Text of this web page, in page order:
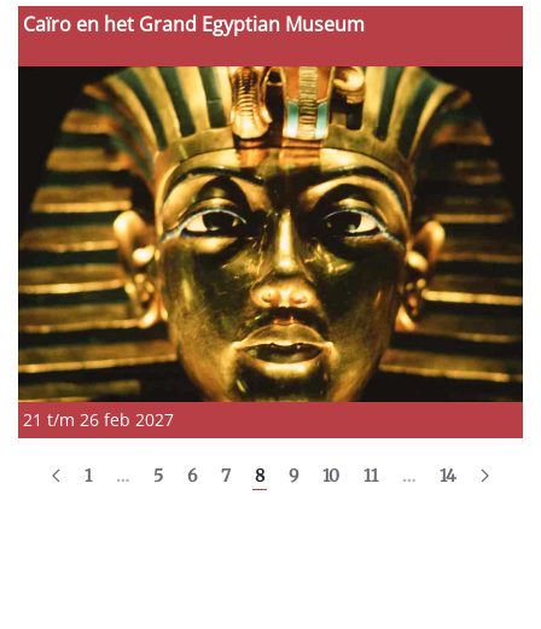
Caïro en het Grand Egyptian Museum
21 t/m 26 feb 2027
1 … 5 6 7 8 9 10 11 … 14